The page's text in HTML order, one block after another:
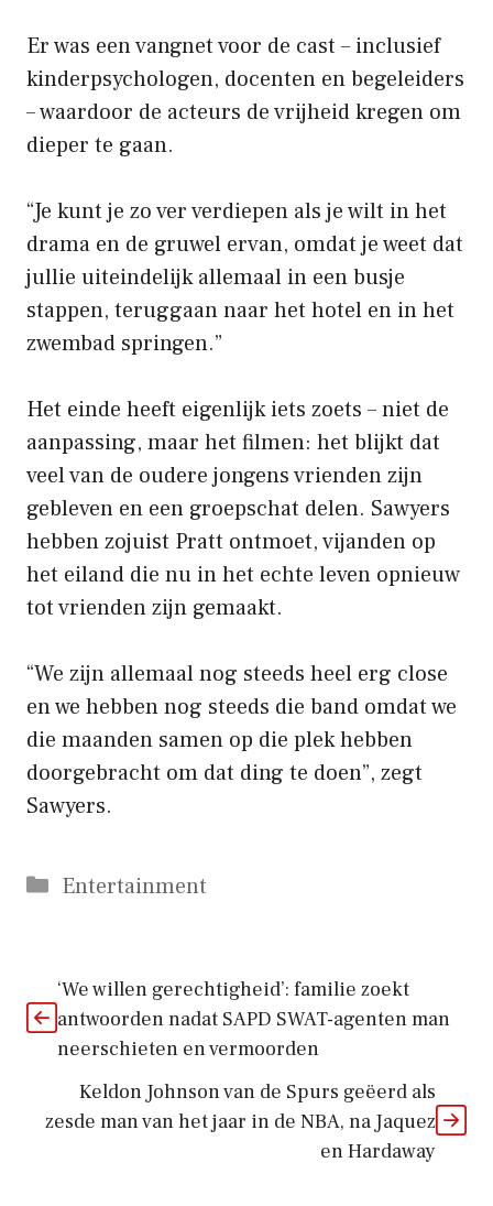
Er was een vangnet voor de cast – inclusief
kinderpsychologen, docenten en begeleiders
– waardoor de acteurs de vrijheid kregen om
dieper te gaan.
“Je kunt je zo ver verdiepen als je wilt in het
drama en de gruwel ervan, omdat je weet dat
jullie uiteindelijk allemaal in een busje
stappen, teruggaan naar het hotel en in het
zwembad springen.”
Het einde heeft eigenlijk iets zoets – niet de
aanpassing, maar het filmen: het blijkt dat
veel van de oudere jongens vrienden zijn
gebleven en een groepschat delen. Sawyers
hebben zojuist Pratt ontmoet, vijanden op
het eiland die nu in het echte leven opnieuw
tot vrienden zijn gemaakt.
“We zijn allemaal nog steeds heel erg close
en we hebben nog steeds die band omdat we
die maanden samen op die plek hebben
doorgebracht om dat ding te doen”, zegt
Sawyers.
Categorieën
Entertainment
‘We willen gerechtigheid’: familie zoekt
antwoorden nadat SAPD SWAT-agenten man
neerschieten en vermoorden
Keldon Johnson van de Spurs geëerd als
zesde man van het jaar in de NBA, na Jaquez
en Hardaway